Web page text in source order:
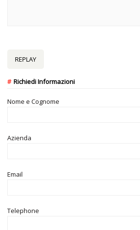
REPLAY
Richiedi Informazioni
Nome e Cognome
Azienda
Email
Telephone